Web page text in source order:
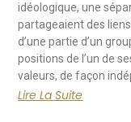
idéologique, une
partageaient des
d’une partie d’un
positions de l’un de
valeurs, de façon
Lire La Suite